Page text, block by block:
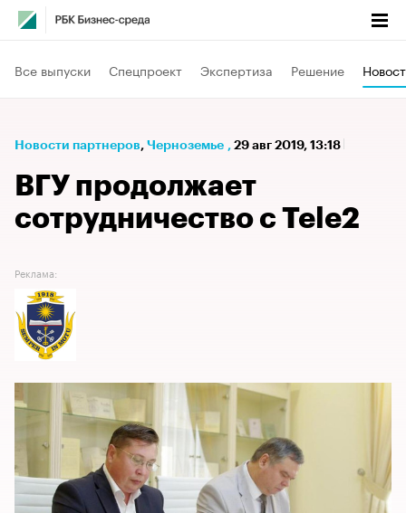
Все выпуски Спецпроект Экспертиза Решение
Новости партнеров⁠, Черноземье , 29 авг 2019, 13:18
ВГУ продолжает
сотрудничество с Tele2
Реклама: